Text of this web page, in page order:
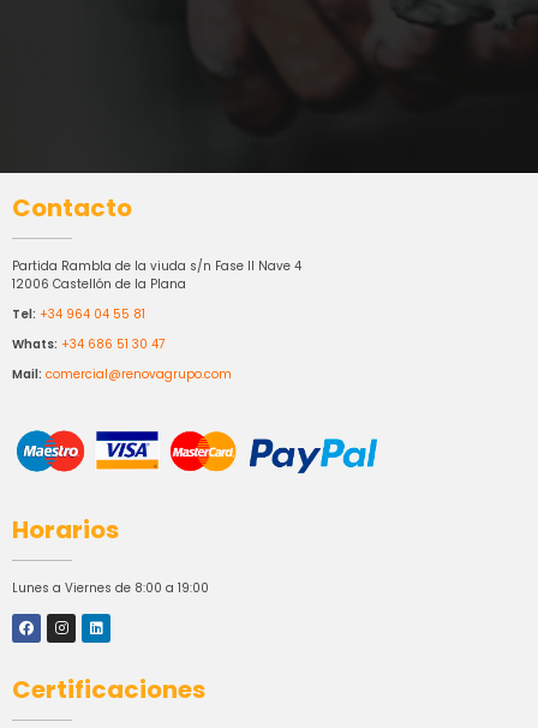
Contacto
Partida Rambla de la viuda s/n Fase II Nave 4
12006 Castellón de la Plana
Tel: +34 964 04 55 81
Whats: +34 686 51 30 47
Mail: comercial@renovagrupo.com
Horarios
Lunes a Viernes de 8:00 a 19:00
Certificaciones